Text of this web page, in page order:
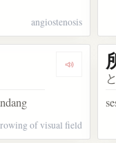
angiostenosis
of visual field